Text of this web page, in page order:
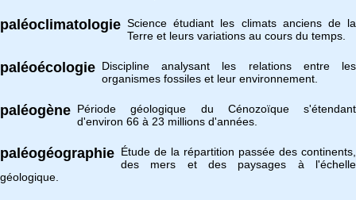
paléoclimatologie Science étudiant les climats anciens de la
Terre et leurs variations au cours du temps.
paléoécologie Discipline analysant les relations entre les
organismes fossiles et leur environnement.
paléogène Période géologique du Cénozoïque s'étendant
d'environ 66 à 23 millions d'années.
paléogéographie Étude de la répartition passée des continents,
des mers et des paysages à l'échelle
géologique.